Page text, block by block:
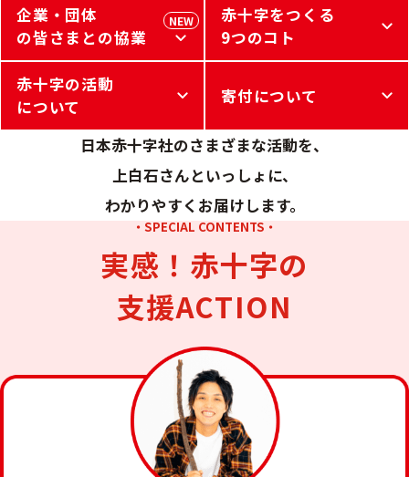
企業・団体
の皆さまとの協業
NEW
赤十字をつくる
9つのコト
赤十字の活動
について
寄付について
日本赤十字社のさまざまな活動を、
上白石さんといっしょに、
わかりやすくお届けします。
・SPECIAL CONTENTS・
実感！赤十字の
支援ACTION